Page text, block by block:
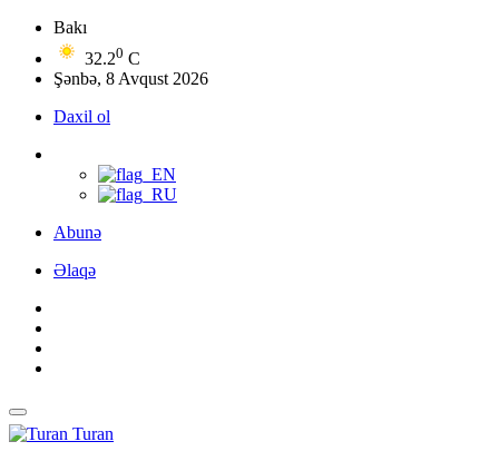
Bakı
32.20 C
Şənbə, 8 Avqust 2026
Daxil ol
Abunə
Əlaqə
Turan